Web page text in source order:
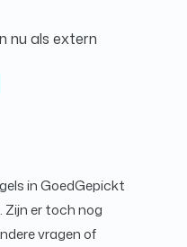
nu als extern
in GoedGepickt
er toch nog
vragen of